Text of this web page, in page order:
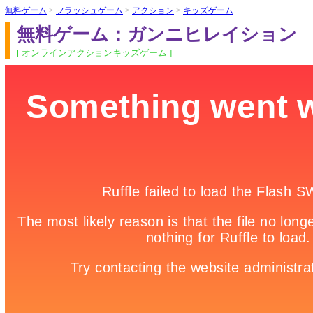
無料ゲーム > フラッシュゲーム > アクション > キッズゲーム
無料ゲーム：ガンニヒレイション
[ オンラインアクションキッズゲーム ]